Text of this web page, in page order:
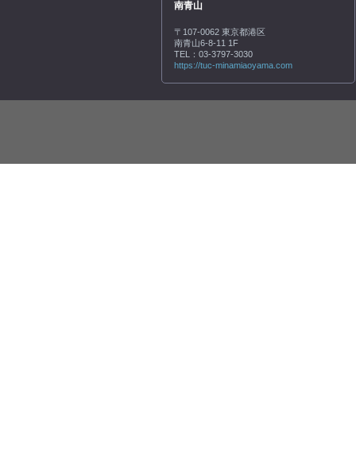
南青山
〒107-0062 東京都港区
南青山6-8-11 1F
TEL：03-3797-3030
https://tuc-minamiaoyama.com